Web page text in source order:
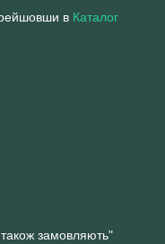
в Каталог
замовляють"